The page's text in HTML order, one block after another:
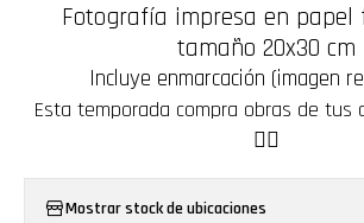
Fotografía impresa en papel
tamaño 20x30 cm
Incluye enmarcación (imagen
Esta temporada compra obras de tus
❤️‍🔥
Mostrar stock de ubicaciones